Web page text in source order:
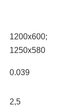
1200х600;
1250х580
0.039
2,5